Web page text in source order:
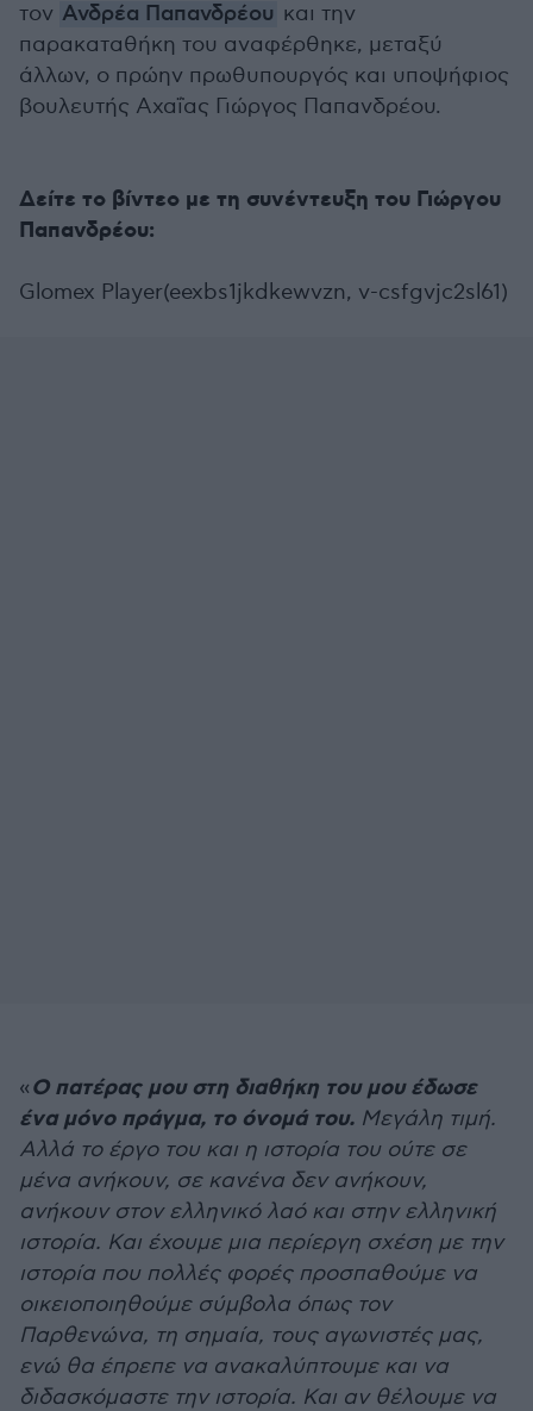
τον Ανδρέα Παπανδρέου και την
παρακαταθήκη του αναφέρθηκε, μεταξύ
άλλων, ο πρώην πρωθυπουργός και υποψήφιος
βουλευτής Αχαΐας Γιώργος Παπανδρέου.
Δείτε το βίντεο με τη συνέντευξη του Γιώργου
Παπανδρέου:
Glomex Player(eexbs1jkdkewvzn, v-csfgvjc2sl61)
«Ο πατέρας μου στη διαθήκη του μου έδωσε
ένα μόνο πράγμα, το όνομά του. Μεγάλη τιμή.
Αλλά το έργο του και η ιστορία του ούτε σε
μένα ανήκουν, σε κανένα δεν ανήκουν,
ανήκουν στον ελληνικό λαό και στην ελληνική
ιστορία. Και έχουμε μια περίεργη σχέση με την
ιστορία που πολλές φορές προσπαθούμε να
οικειοποιηθούμε σύμβολα όπως τον
Παρθενώνα, τη σημαία, τους αγωνιστές μας,
ενώ θα έπρεπε να ανακαλύπτουμε και να
διδασκόμαστε την ιστορία. Και αν θέλουμε να